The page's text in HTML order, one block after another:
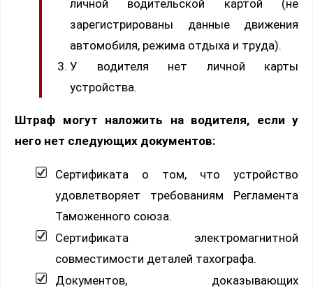
личной водительской картой (не
зарегистрированы данные движения
автомобиля, режима отдыха и труда).
У водителя нет личной карты
устройства.
Штраф могут наложить на водителя, если у
него нет следующих документов:
Сертификата о том, что устройство
удовлетворяет требованиям Регламента
Таможенного союза.
Сертификата электромагнитной
совместимости деталей тахографа.
Документов, доказывающих